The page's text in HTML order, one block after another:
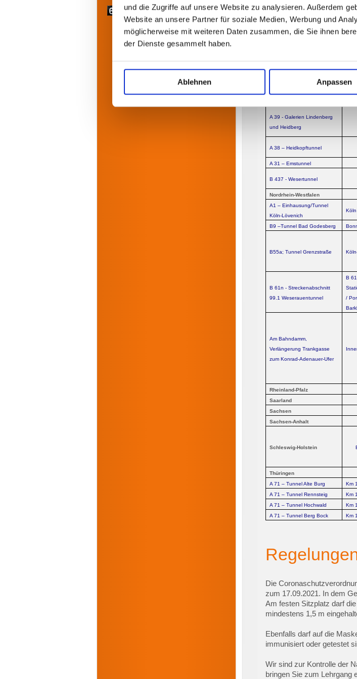
und die Zugriffe auf unsere Website zu analysieren. Außerdem
Website an unsere Partner für soziale Medien, Werbung und
möglicherweise mit weiteren Daten zusammen, die Sie ihnen
der Dienste gesammelt haben.
Ablehnen Anpassen
Krohnstiegtunnel
Hessen
A 39 - Galerien Lindenberg
und Heidberg
A 38 – Heidkopftunnel
A 31 – Emstunnel
B 437 - Wesertunnel
Nordrhein-Westfalen
A1 – Einhausung/Tunnel
Köln-Lövenich
B9 –Tunnel Bad Godesberg
B55a; Tunnel Grenzstraße
B 61n - Streckenabschnitt
99.1 Weserauentunnel
B
/
Am Bahndamm,
Verlängerung Trankgasse
zum Konrad-Adenauer-Ufer
Rheinland-Pfalz
Saarland
Sachsen
Sachsen-Anhalt
Schleswig-Holstein
Thüringen
A 71 – Tunnel Alte Burg
Km
A 71 – Tunnel Rennsteig
Km
A 71 – Tunnel Hochwald
Km
A 71 – Tunnel Berg Bock
Km
Die
zum 17.09.2021. In dem
Am festen Sitzplatz darf
mindestens 1,5 m
Ebenfalls darf auf die
immunisiert oder getestet
Wir sind zur Kontrolle der
bringen Sie zum Lehrgang